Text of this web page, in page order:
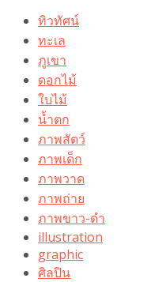
ทิวทัศน์
ทะเล
ภูเขา
ดอกไม้
ใบไม้
น้ำตก
ภาพสัตว์
ภาพเด็ก
ภาพวาด
ภาพถ่าย
ภาพขาว-ดำ
illustration
graphic
ศิลปิน